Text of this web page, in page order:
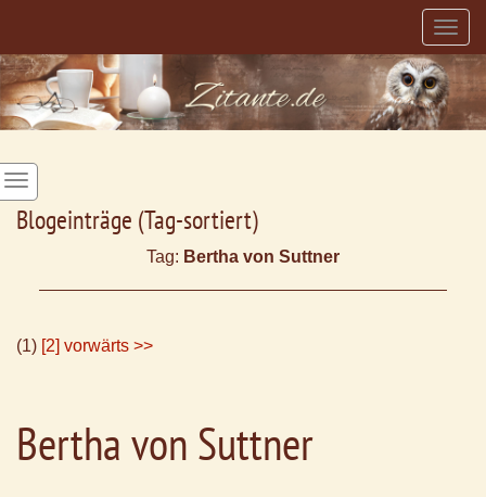
Blogeinträge (Tag-sortiert)
Tag: Bertha von Suttner
(1) [2] vorwärts >>
Bertha von Suttner